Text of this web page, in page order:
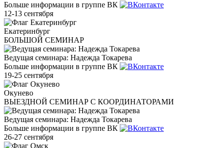
Больше информации в группе ВК
12-13 сентября
Екатеринбург
БОЛЬШОЙ СЕМИНАР
Ведущая семинара: Надежда Токарева
Больше информации в группе ВК
19-25 сентября
Окунево
ВЫЕЗДНОЙ СЕМИНАР С КООРДИНАТОРАМИ
Ведущая семинара: Надежда Токарева
Больше информации в группе ВК
26-27 сентября